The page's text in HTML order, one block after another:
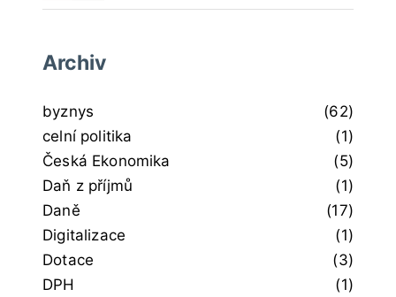
Archiv
byznys
(62)
celní politika
(1)
Česká Ekonomika
(5)
Daň z příjmů
(1)
Daně
(17)
Digitalizace
(1)
Dotace
(3)
DPH
(1)